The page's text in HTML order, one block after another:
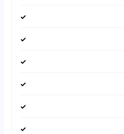
✓
✓
✓
✓
✓
✓